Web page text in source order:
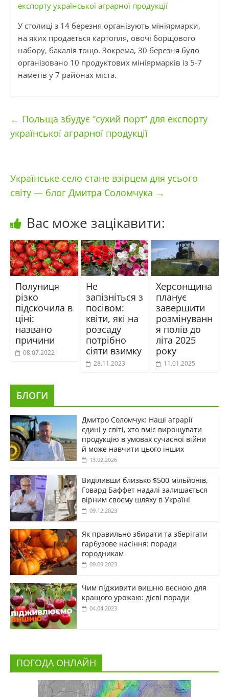
експорту української аграрної продукції
У столиці з 14 березня організують мініярмарки,
на яких продається картопля, овочі борщового
набору, бакалія тощо. Зокрема, 30 березня було
організовано 10 продуктових мініярмарків із 5-7
наметів у 7 районах міста.
← Польща збудує “сухий порт” для експорту
української аграрної продукції
Українське село стане взірцем для усього
світу — блог Дмитра Соломчука →
Вас може зацікавити:
Полуниця
різко
підскочила в
ціні:
названо
причини
08.07.2022
Не
запізніться з
посівом:
квіти, які на
розсаду
потрібно
сіяти взимку
28.11.2023
Херсонщина
планує
завершити
розмінуванн
я полів до
літа 2025
року
11.01.2025
БЛОГИ
Дмитро Соломчук: Наші аграрії
єдині у світі, хто вміє вирощувати
продукцію в умовах сучасної війни
й може навчити цього інших
13.02.2026
Виділивши близько $500 мільйонів,
Говард Баффет надалі залишається
вірним своєму шляху в Україні
09.12.2023
Як правильно збирати та зберігати
гарбузове насіння: поради
городникам
09.09.2023
Чим підживити вишню весною для
кращого урожаю: дієві поради
04.04.2023
ПОГОДА ОНЛАЙН